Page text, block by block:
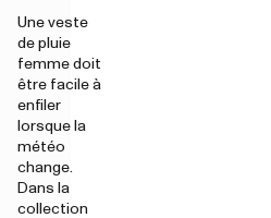
Une veste
de pluie
femme doit
être facile à
enfiler
lorsque la
météo
change.
Dans la
collection